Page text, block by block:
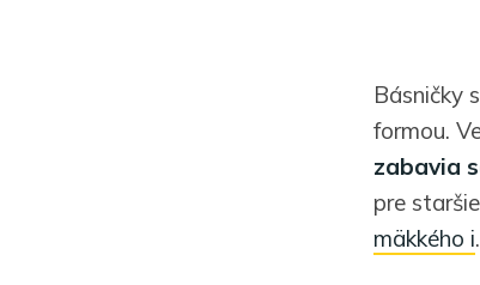
Básničky
formou.
zabavia
pre
mäkkého i.